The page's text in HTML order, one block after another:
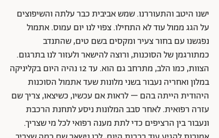
ישנו היטב והתעוררנו. שמש אביבית כבר עלתה והשיפוצים
על הגג ממול עוד לא התחילו. צפוי לנו יום עמוס. אתמול
נפגשנו עם בחור צעיר ומקסים בשם טים, שהתנדב
כמתורגמן של הסוכנות, ורוצה להישאר ולעזור לנו בתרגום.
הצוות, כמו הלב, מתרחב גם הוא. עד 12 נהיה היום בקליניקה
במלון ואחריה נעבור בשני מלונות שעד אתמול הסוכנות
היהודית הייתה בהם – לראות אם עכשיו, כשיצאו, צריך שם
עזרה רפואית. לאחר סבב המלונות ניסע לתחנת הרכבת
ונעבור בין הרציפים כדי לתת מענה רפואי לכל מי שצריך.